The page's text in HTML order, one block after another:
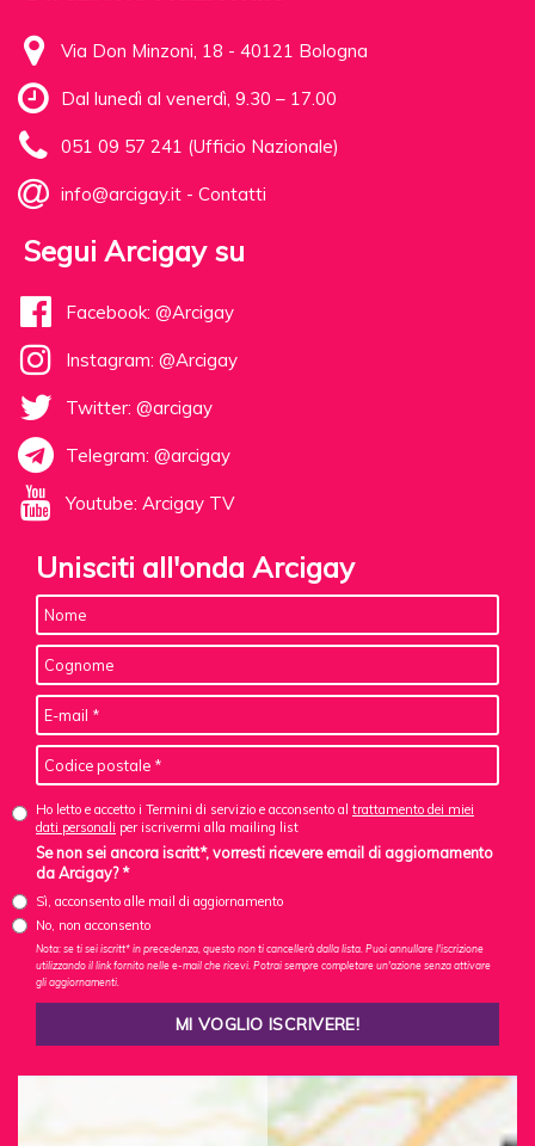
Via Don Minzoni, 18 - 40121 Bologna
Dal lunedì al venerdì, 9.30 – 17.00
051 09 57 241 (Ufficio Nazionale)
info@arcigay.it - Contatti
Segui Arcigay su
Facebook: @Arcigay
Instagram: @Arcigay
Twitter: @arcigay
Telegram: @arcigay
Youtube: Arcigay TV
Unisciti all'onda Arcigay
Ho letto e accetto i Termini di servizio e acconsento al trattamento dei miei
dati personali per iscrivermi alla mailing list
Se non sei ancora iscritt*, vorresti ricevere email di aggiornamento
da Arcigay? *
Sì, acconsento alle mail di aggiornamento
No, non acconsento
Nota: se ti sei iscritt* in precedenza, questo non ti cancellerà dalla lista. Puoi annullare l'iscrizione
utilizzando il link fornito nelle e-mail che ricevi. Potrai sempre completare un'azione senza attivare
gli aggiornamenti.